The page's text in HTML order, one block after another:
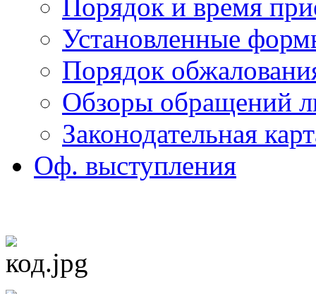
Порядок и время
Установленные
Порядок
Обзоры обращений
Законодательная
Оф. выступления